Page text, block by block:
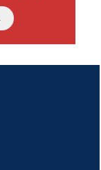
→